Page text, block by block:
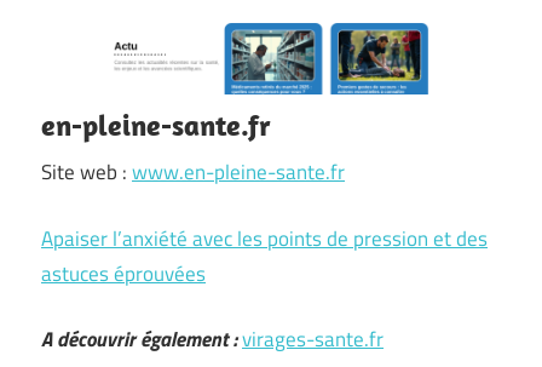
en-pleine-sante.fr
Site web :www.en-pleine-sante.fr
Apaiser l’anxiété avec les points de pression et des
astuces éprouvées
A découvrir également :virages-sante.fr